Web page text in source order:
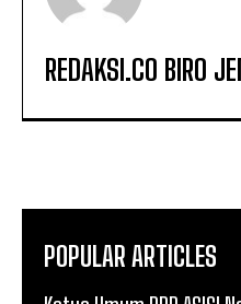
REDAKSI.CO BIRO
POPULAR ARTICLES